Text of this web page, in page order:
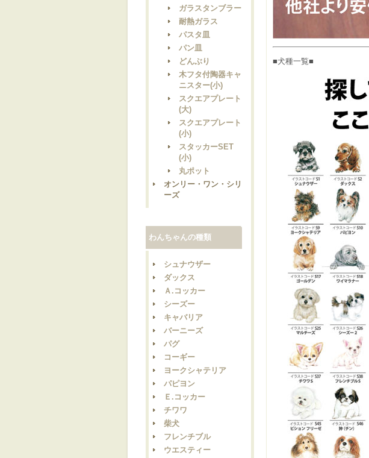
ガラスタンブラー
耐熱ガラス
パスタ皿
パン皿
どんぶり
木フタ付陶器キャ
ニスター(小)
スクエアプレート
(大)
スクエアプレート
(小)
スタッカーSET
(小)
丸ポット
オンリー・ワン・シリ
ーズ
わんちゃんの種類
シュナウザー
ダックス
Ａ.コッカー
シーズー
キャバリア
バーニーズ
パグ
コーギー
ヨークシャテリア
パピヨン
Ｅ.コッカー
チワワ
柴犬
フレンチブル
ウエスティー
■犬種一覧■